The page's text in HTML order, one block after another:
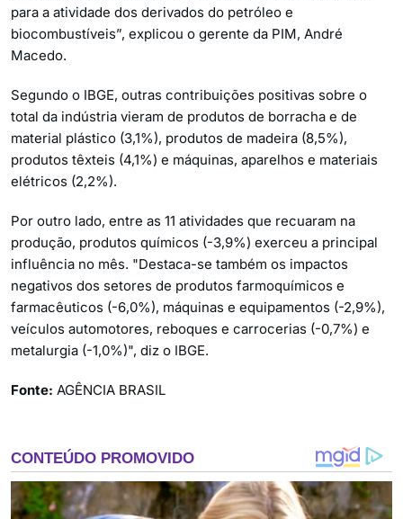
para a atividade dos derivados do petróleo e
biocombustíveis”, explicou o gerente da PIM, André
Macedo.
Segundo o IBGE, outras contribuições positivas sobre o
total da indústria vieram de produtos de borracha e de
material plástico (3,1%), produtos de madeira (8,5%),
produtos têxteis (4,1%) e máquinas, aparelhos e materiais
elétricos (2,2%).
Por outro lado, entre as 11 atividades que recuaram na
produção, produtos químicos (-3,9%) exerceu a principal
influência no mês. "Destaca-se também os impactos
negativos dos setores de produtos farmoquímicos e
farmacêuticos (-6,0%), máquinas e equipamentos (-2,9%),
veículos automotores, reboques e carrocerias (-0,7%) e
metalurgia (-1,0%)", diz o IBGE.
Fonte: AGÊNCIA BRASIL